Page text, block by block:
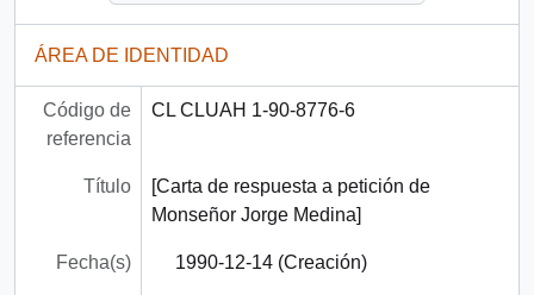
ÁREA DE IDENTIDAD
Código de
referencia
CL CLUAH 1-90-8776-6
Título
[Carta de respuesta a petición de
Monseñor Jorge Medina]
Fecha(s) 1990-12-14 (Creación)